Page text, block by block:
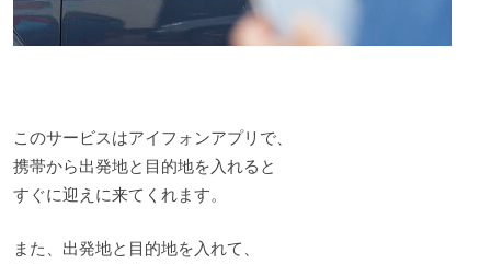
このサービスはアイフォンアプリで、
携帯から出発地と目的地を入れると
すぐに迎えに来てくれます。
また、出発地と目的地を入れて、